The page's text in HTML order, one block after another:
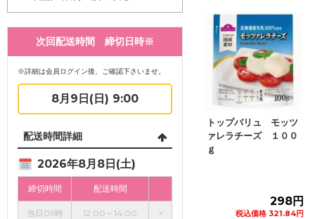
次回配送時間 締切日時※
※詳細は会員ログイン後、ご確認下さいませ。
8月9日(日) 9:00
配送時間詳細
2026年8月8日(土)
締切時間 配送時間
当日09時 12:00～14:00 ×
トップバリュ モッツ
ァレラチーズ １００
ｇ
298円
税込価格 321.84円